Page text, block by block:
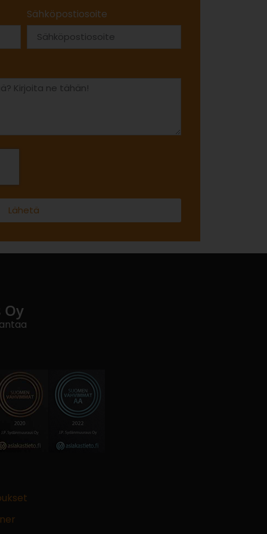
Sähköpostiosoite
Lähetä
Oy